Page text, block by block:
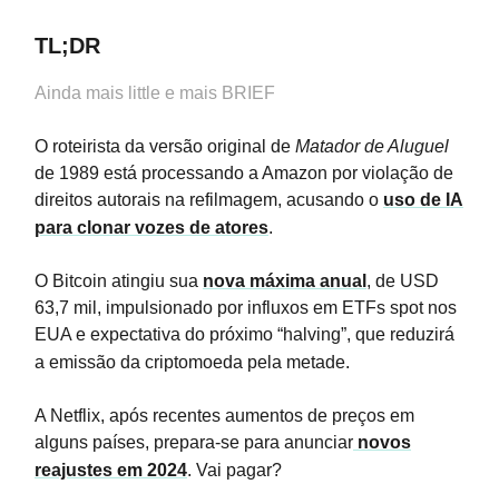
TL;DR
Ainda mais little e mais BRIEF
O roteirista da versão original de Matador de Aluguel
de 1989 está processando a Amazon por violação de
direitos autorais na refilmagem, acusando o uso de IA
para clonar vozes de atores.
O Bitcoin atingiu sua nova máxima anual , de USD
63,7 mil, impulsionado por influxos em ETFs spot nos
EUA e expectativa do próximo “halving”, que reduzirá
a emissão da criptomoeda pela metade.
A Netflix, após recentes aumentos de preços em
alguns países, prepara-se para anunciar novos
reajustes em 2024. Vai pagar?